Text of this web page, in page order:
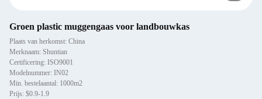
Groen plastic muggengaas voor landbouwkas
Plaats van herkomst: China
Merknaam: Shuntian
Certificering: ISO9001
Modelnummer: IN02
Min. bestelaantal: 1000m2
Prijs: $0.9-1.9